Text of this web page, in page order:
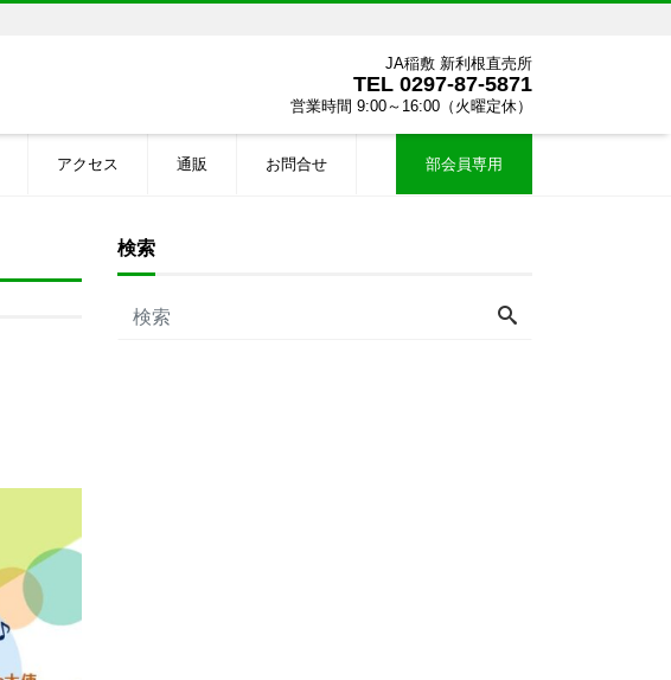
JA稲敷 新利根直売所
TEL 0297-87-5871
営業時間 9:00～16:00（火曜定休）
アクセス 通販 お問合せ 部会員専用
検索